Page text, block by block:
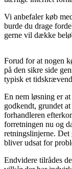
Vi anbefaler køb
burde du drage
gerne vil dække
Forud for at nogen
på den sikre side
typisk et
En nem løsning er
godkendt, grundet
forhandleren
forretningen nu og
retningslinjerne. Det
bliver udsat for
Endvidere tilrådes